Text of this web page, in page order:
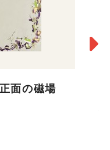
面の磁場